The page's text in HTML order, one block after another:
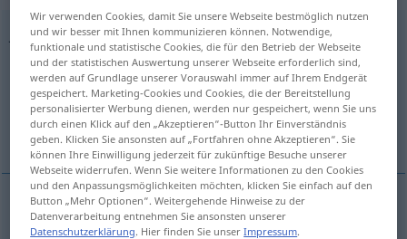
Jurorinf <Jurorin;-nen>
Übersicht aller Übersetzungen
(Für mehr Details die Übersetzung anklicken/antippen)
giurata
giurataf Jurorin
Wir verwenden Cookies, damit Sie unsere Webseite bestmöglich nutzen
und wir besser mit Ihnen kommunizieren können. Notwendige,
funktionale und statistische Cookies, die für den Betrieb der Webseite
und der statistischen Auswertung unserer Webseite erforderlich sind,
werden auf Grundlage unserer Vorauswahl immer auf Ihrem Endgerät
gespeichert. Marketing-Cookies und Cookies, die der Bereitstellung
personalisierter Werbung dienen, werden nur gespeichert, wenn Sie uns
durch einen Klick auf den „Akzeptieren“-Button Ihr Einverständnis
geben. Klicken Sie ansonsten auf „Fortfahren ohne Akzeptieren“. Sie
können Ihre Einwilligung jederzeit für zukünftige Besuche unserer
Webseite widerrufen. Wenn Sie weitere Informationen zu den Cookies
und den Anpassungsmöglichkeiten möchten, klicken Sie einfach auf den
Button „Mehr Optionen“. Weitergehende Hinweise zu der
Datenverarbeitung entnehmen Sie ansonsten unserer
Datenschutzerklärung. Hier finden Sie unserImpressum.